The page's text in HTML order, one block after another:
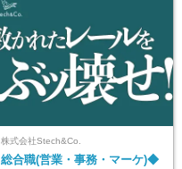
株式会社Stech&Co.
総合職(営業・事務・マーケ)◆